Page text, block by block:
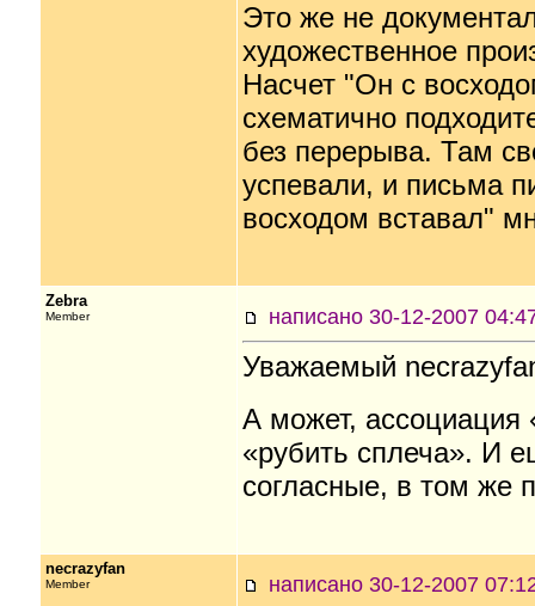
Это же не
художественное
Насчет "Он с
схематично
без перерыва. Там
успевали, и письма
восходом вставал"
Zebra
Member написано 30-12-2007
Уважаемый
А может, ассоциация
«рубить сплеча». И
согласные, в том же
necrazyfan
Member написано 30-12-2007